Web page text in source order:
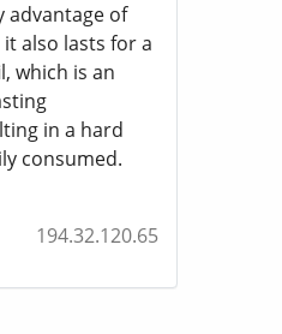
advantage of
also lasts for a
which is an
in a hard
consumed.
194.32.120.65